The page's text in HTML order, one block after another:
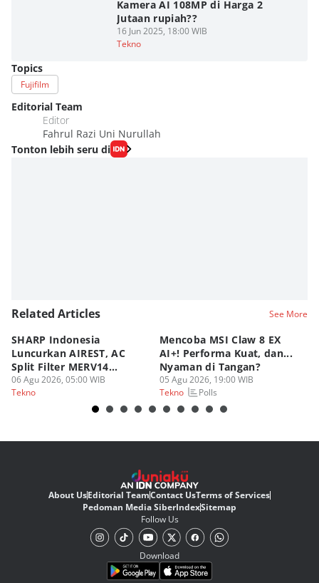
Kamera AI 108MP di Harga 2
Jutaan rupiah??
16 Jun 2025, 18:00 WIB
Tekno
Topics
Fujifilm
Editorial Team
Editor
Fahrul Razi Uni Nurullah
Tonton lebih seru di
Related Articles See More
SHARP Indonesia
Luncurkan AIREST, AC
Split Filter MERV14
Perdana!
06 Agu 2026, 05:00 WIB
Tekno
Mencoba MSI Claw 8 EX
AI+! Performa Kuat, dan...
Nyaman di Tangan?
05 Agu 2026, 19:00 WIB
Tekno
Polls
About UsEditorial TeamContact UsTerms of Services
Pedoman Media SiberIndexSitemap
Follow Us
Download